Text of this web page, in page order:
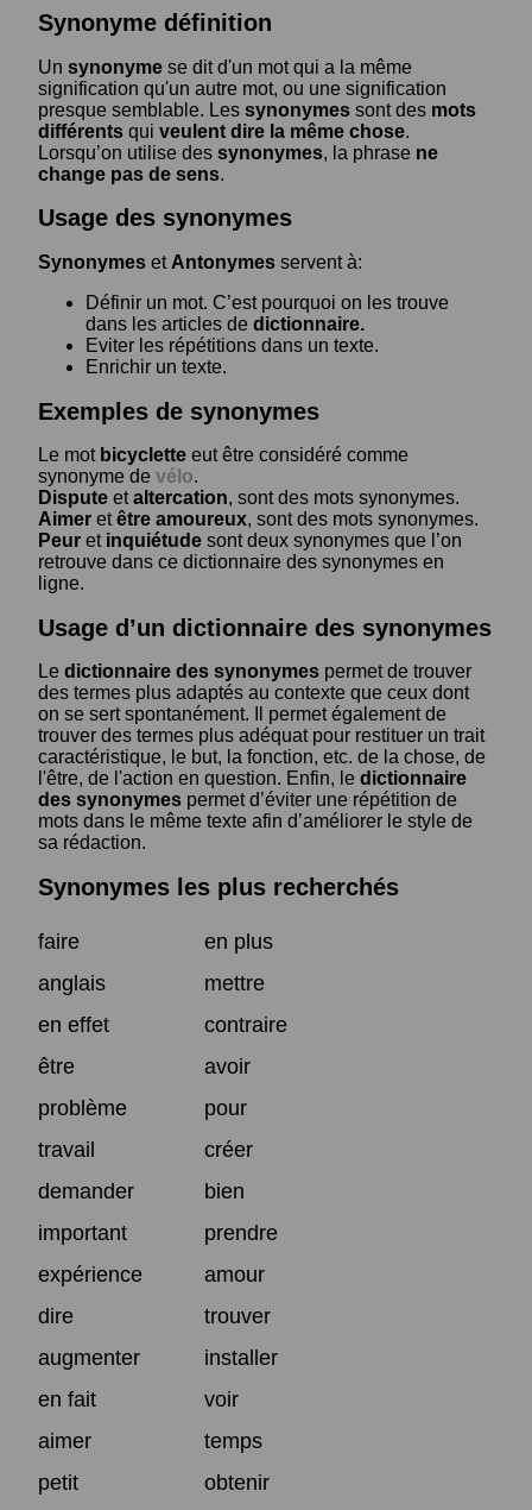
Synonyme définition
Un synonyme se dit d'un mot qui a la même
signification qu'un autre mot, ou une signification
presque semblable. Les synonymes sont des mots
différents qui veulent dire la même chose.
Lorsqu’on utilise des synonymes, la phrase ne
change pas de sens.
Usage des synonymes
Synonymes et Antonymes servent à:
Définir un mot. C’est pourquoi on les trouve
dans les articles de dictionnaire.
Eviter les répétitions dans un texte.
Enrichir un texte.
Exemples de synonymes
Le mot bicyclette eut être considéré comme
synonyme de vélo.
Dispute etaltercation, sont des mots synonymes.
Aimer etêtre amoureux, sont des mots synonymes.
Peur et inquiétude sont deux synonymes que l’on
retrouve dans ce dictionnaire des synonymes en
ligne.
Usage d’un dictionnaire des synonymes
Le dictionnaire des synonymes permet de trouver
des termes plus adaptés au contexte que ceux dont
on se sert spontanément. Il permet également de
trouver des termes plus adéquat pour restituer un trait
caractéristique, le but, la fonction, etc. de la chose, de
l'être, de l'action en question. Enfin, le dictionnaire
des synonymes permet d’éviter une répétition de
mots dans le même texte afin d’améliorer le style de
sa rédaction.
Synonymes les plus recherchés
faire
en plus
anglais
mettre
en effet
contraire
être
avoir
problème
pour
travail
créer
demander
bien
important
prendre
expérience
amour
dire
trouver
augmenter
installer
en fait
voir
aimer
temps
petit
obtenir